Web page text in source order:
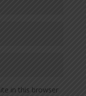
in this browser